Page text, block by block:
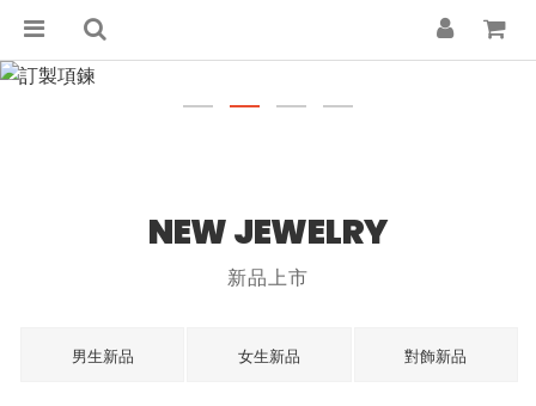
NEW JEWELRY
新品上市
男生新品 女生新品 對飾新品